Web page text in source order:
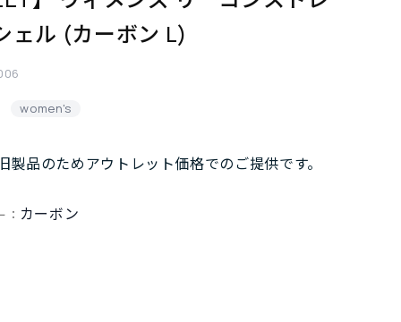
ェル (カーボン L)
women's
製品のためアウトレット価格でのご提供です。
： カーボン